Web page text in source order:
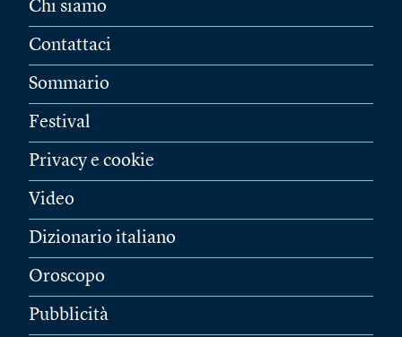
Chi siamo
Contattaci
Sommario
Festival
Privacy e cookie
Video
Dizionario italiano
Oroscopo
Pubblicità